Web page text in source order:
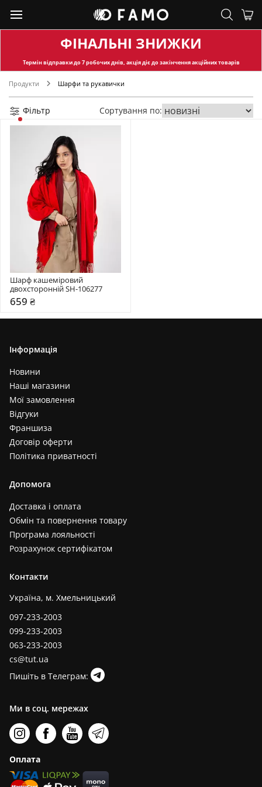
ФІНАЛЬНІ ЗНИЖКИ
Термін відправкидо 7 робочих днів, акція діє до закінчення акційних товарів
Продукти Шарфи та рукавички
Фільтр Сортування по:
Шарф кашеміровий
двохсторонній SH-106277
659 ₴
Інформація
Новини
Наші магазини
Мої замовлення
Відгуки
Франшиза
Договір оферти
Політика приватності
Допомога
Доставка і оплата
Обмін та повернення товару
Програма лояльності
Розрахунок сертифікатом
Контакти
Україна, м. Хмельницький
097-233-2003
099-233-2003
063-233-2003
cs@tut.ua
Пишіть в Телеграм:
Ми в соц. мережах
Оплата